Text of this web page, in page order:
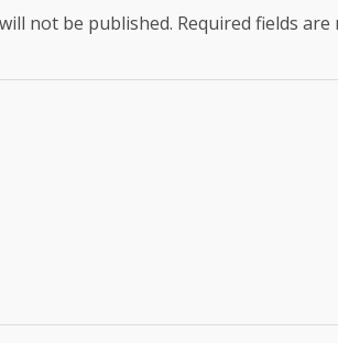
not be published. Required fields are